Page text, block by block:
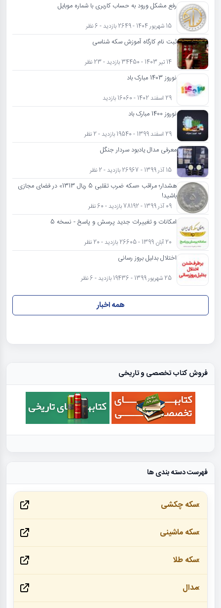
رفع مشکل ورود به حساب کاربری با شماره موبایل
15 شهریور 1404 - 2649 بازدید - 6 نظر
ثبت نام کارگاه آموزش سکه شناسی
14 تیر 1403 - 34450 بازدید - 23 نظر
نوروز 1403 مبارک باد
29 اسفند 1402 - 16060 بازدید
نوروز 1400 مبارک باد
29 اسفند 1399 - 19540 بازدید - 2 نظر
معرفی مدال یادبود سردار جنگل
15 آذر 1399 - 26967 بازدید - 2 نظر
هشدار؛ مراقب «سکه ضرب تقلبی 5 ریال 1313» در فضای مجازی
باشید!
09 آذر 1399 - 78192 بازدید - 60 نظر
امکانات و تغییرات جدید پرسش و پاسخ - نسخه 5
20 آبان 1399 - 26605 بازدید - 20 نظر
اختلال بدلیل بروز رسانی
25 شهریور 1399 - 19436 بازدید - 6 نظر
همه اخبار
فروش کتاب تخصصی و تاریخی
فهرست دسته بندی ها
سکه چکشی
سکه ماشینی
سکه طلا
مدال